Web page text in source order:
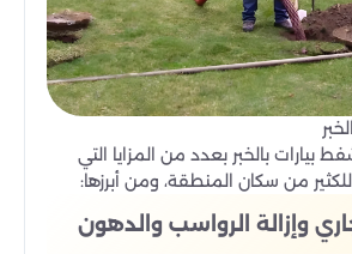
بيارات بالخبر بعدد من المزايا التي
للكثير من سكان المنطقة، ومن أبرزها:
وإزالة الرواسب والدهون